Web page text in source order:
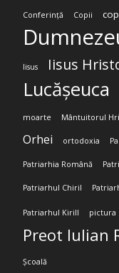
Conferință Copii
Iisus Iisus
Lucășeuca
moarte Mântuitorul
Orhei ortodoxia
Patriarhia Română
Patriarhul Chiril
Patriarhul Kirill pictura
Preot Iulian
Școală